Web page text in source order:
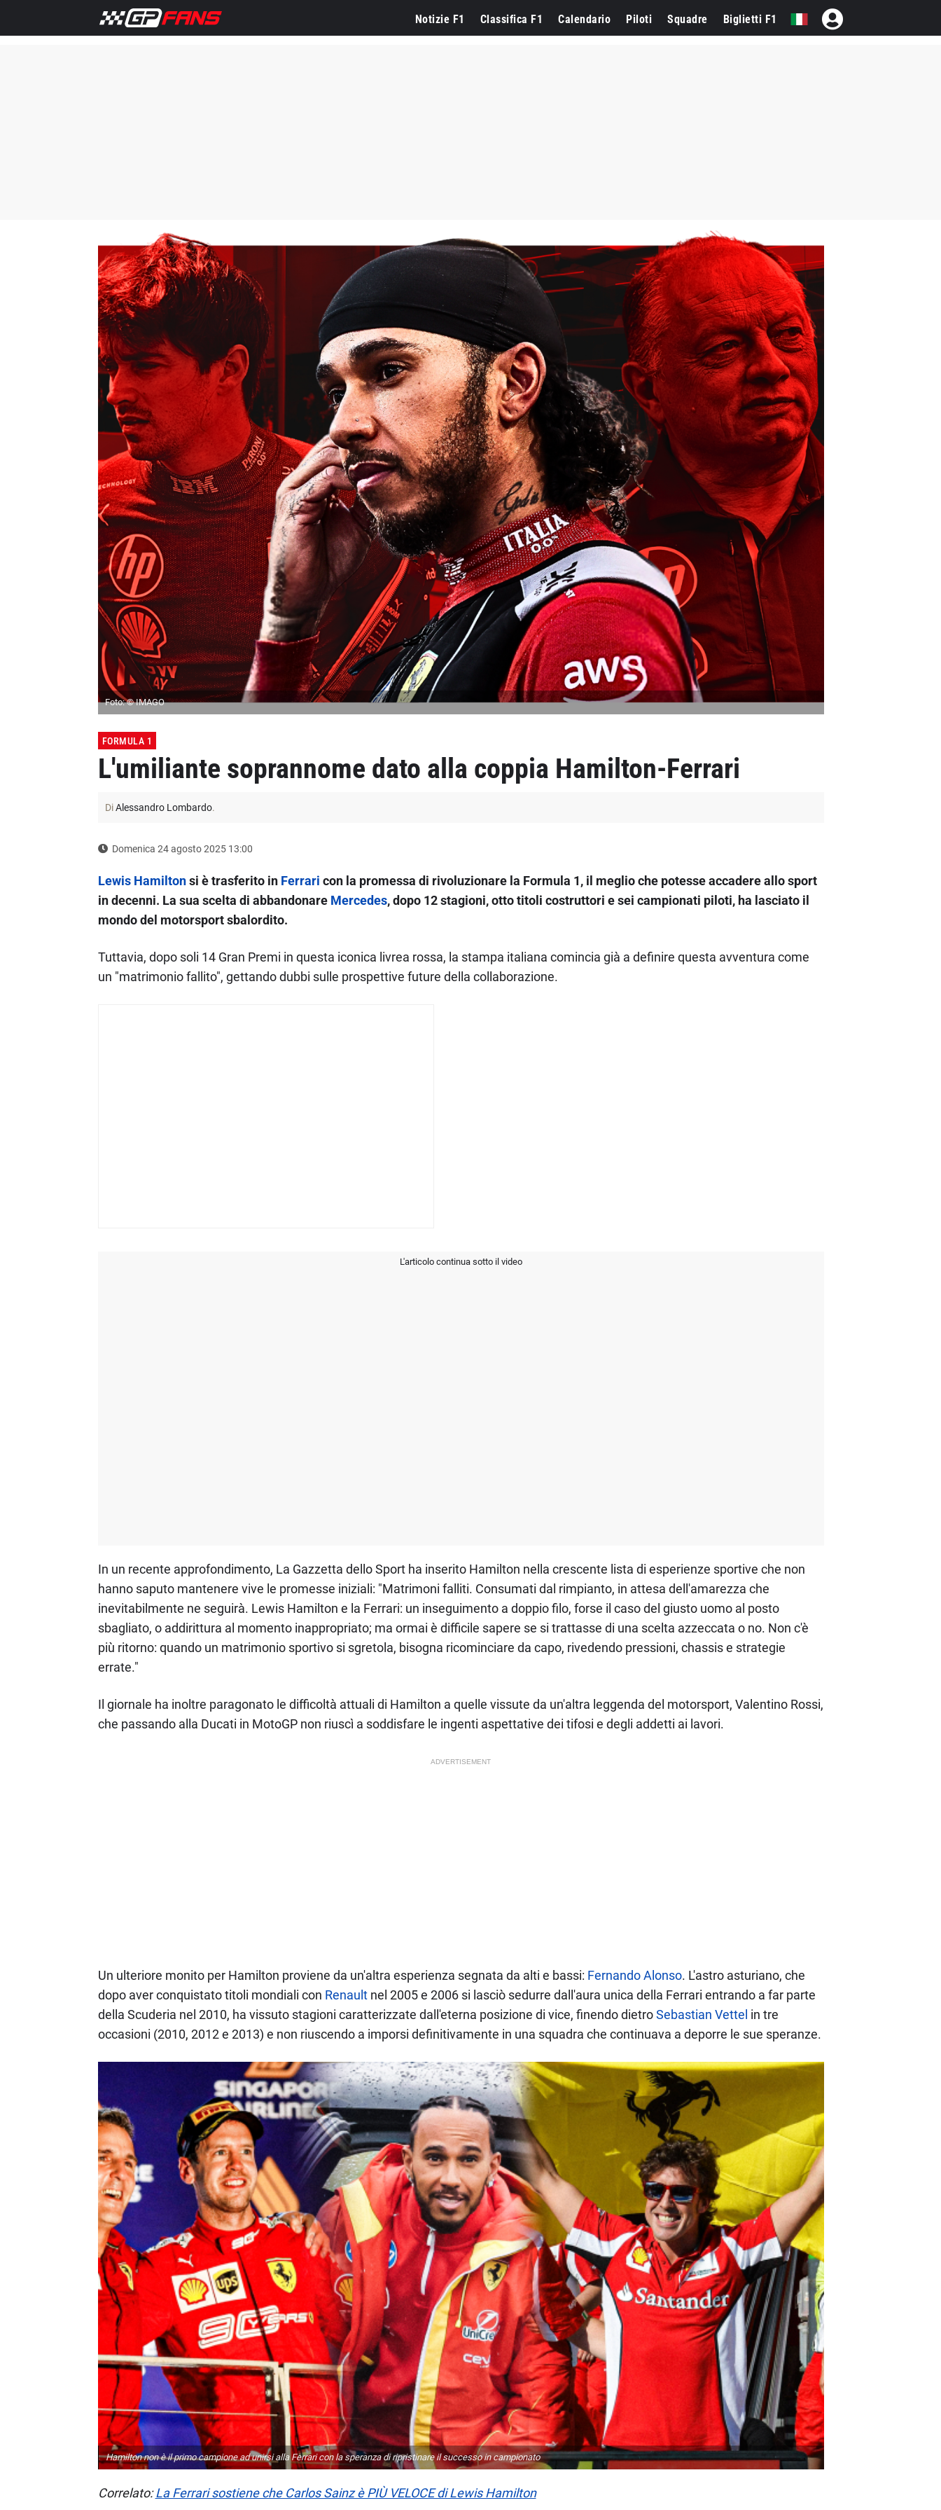
Notizie F1 Classifica F1 Calendario Piloti Squadre Biglietti F1
Foto: © IMAGO
FORMULA 1
L'umiliante soprannome dato alla coppia Hamilton-Ferrari
DiAlessandro Lombardo.
Domenica 24 agosto 2025 13:00
Lewis Hamiltonsi è trasferito in Ferrari con la promessa di rivoluzionare la Formula 1, il meglio che potesse accadere allo sport
in decenni. La sua scelta di abbandonare Mercedes, dopo 12 stagioni, otto titoli costruttori e sei campionati piloti, ha lasciato il
mondo del motorsport sbalordito.
Tuttavia, dopo soli 14 Gran Premi in questa iconica livrea rossa, la stampa italiana comincia già a definire questa avventura come
un "matrimonio fallito", gettando dubbi sulle prospettive future della collaborazione.
L'articolo continua sotto il video
In un recente approfondimento, La Gazzetta dello Sport ha inserito Hamilton nella crescente lista di esperienze sportive che non
hanno saputo mantenere vive le promesse iniziali: "Matrimoni falliti. Consumati dal rimpianto, in attesa dell'amarezza che
inevitabilmente ne seguirà. Lewis Hamilton e la Ferrari: un inseguimento a doppio filo, forse il caso del giusto uomo al posto
sbagliato, o addirittura al momento inappropriato; ma ormai è difficile sapere se si trattasse di una scelta azzeccata o no. Non c'è
più ritorno: quando un matrimonio sportivo si sgretola, bisogna ricominciare da capo, rivedendo pressioni, chassis e strategie
errate."
Il giornale ha inoltre paragonato le difficoltà attuali di Hamilton a quelle vissute da un'altra leggenda del motorsport, Valentino Rossi,
che passando alla Ducati in MotoGP non riuscì a soddisfare le ingenti aspettative dei tifosi e degli addetti ai lavori.
ADVERTISEMENT
Un ulteriore monito per Hamilton proviene da un'altra esperienza segnata da alti e bassi: Fernando Alonso. L'astro asturiano, che
dopo aver conquistato titoli mondiali con Renaultnel 2005 e 2006 si lasciò sedurre dall'aura unica della Ferrari entrando a far parte
della Scuderia nel 2010, ha vissuto stagioni caratterizzate dall'eterna posizione di vice, finendo dietroSebastian Vettel in tre
occasioni (2010, 2012 e 2013) e non riuscendo a imporsi definitivamente in una squadra che continuava a deporre le sue speranze.
Hamilton non è il primo campione ad unirsi alla Ferrari con la speranza di ripristinare il successo in campionato
Correlato:La Ferrari sostiene che Carlos Sainz è PIÙ VELOCE di Lewis Hamilton